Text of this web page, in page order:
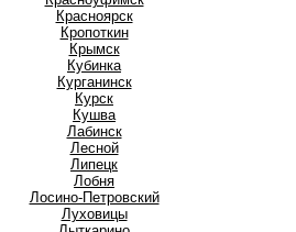
Красноярск
Кропоткин
Крымск
Кубинка
Курганинск
Курск
Кушва
Лабинск
Лесной
Липецк
Лобня
Лосино-Петровский
Луховицы